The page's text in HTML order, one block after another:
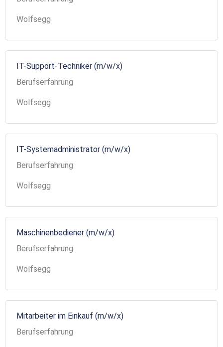
Wolfsegg
IT-Support-Techniker (m/w/x)
Berufserfahrung
Wolfsegg
IT-Systemadministrator (m/w/x)
Berufserfahrung
Wolfsegg
Maschinenbediener (m/w/x)
Berufserfahrung
Wolfsegg
Mitarbeiter im Einkauf (m/w/x)
Berufserfahrung